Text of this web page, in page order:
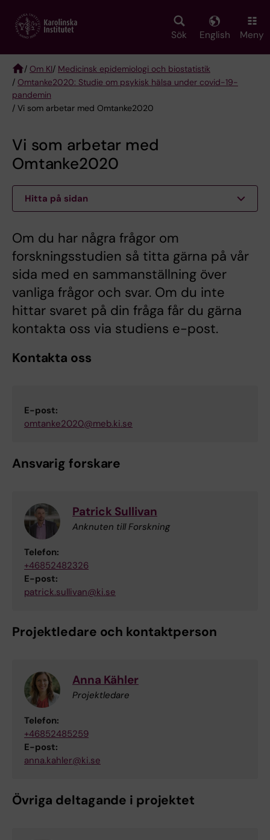
main
Sök English Meny
Breadcrumb
/ Om KI/ Medicinsk epidemiologi och biostatistik
/ Omtanke2020: Studie om psykisk hälsa under covid-19-
pandemin
/ Vi som arbetar med Omtanke2020
Vi som arbetar med
Omtanke2020
Hitta på sidan
Om du har några frågor om
forskningsstudien så titta gärna på vår
sida med en sammanställning över
vanliga frågor och svar. Om du inte
hittar svaret på din fråga får du gärna
kontakta oss via studiens e-post.
Kontakta oss
E-post:
omtanke2020@meb.ki.se
Ansvarig forskare
Patrick Sullivan
Anknuten till Forskning
Telefon:
+46852482326
E-post:
patrick.sullivan@ki.se
Projektledare och kontaktperson
Anna Kähler
Projektledare
Telefon:
+46852485259
E-post:
anna.kahler@ki.se
Övriga deltagande i projektet